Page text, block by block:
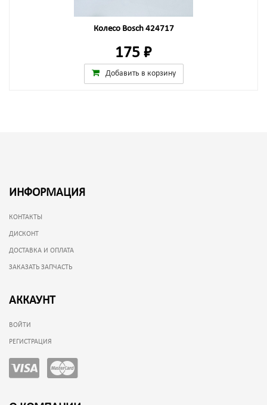
Колесо Bosch 424717
175 ₽
Добавить в корзину
ИНФОРМАЦИЯ
КОНТАКТЫ
ДИСКОНТ
ДОСТАВКА И ОПЛАТА
ЗАКАЗАТЬ ЗАПЧАСТЬ
АККАУНТ
ВОЙТИ
РЕГИСТРАЦИЯ